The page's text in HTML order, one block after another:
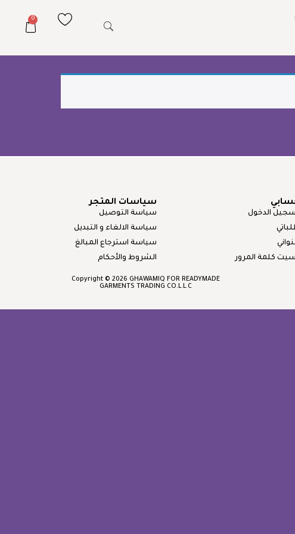
0
الدخول
كلمة المرور
سياسات المتجر
سياسة التوصيل
سياسة الالغاء و التبديل
سياسة استرجاع المبالغ
الشروط والأحكام
Copyright © 2026 GHAWAMIQ FOR READYMADE
GARMENTS TRADING CO.L.L.C